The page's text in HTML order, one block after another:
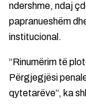
ndershme, ndaj
papranueshëm
institucional.
“Rinumërim të
Përgjegjësi
qytetarëve”, ka